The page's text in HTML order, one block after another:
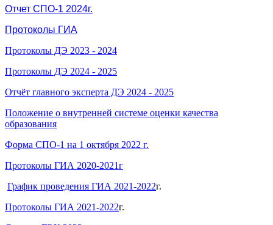
Отчет СПО-1 2024г.
Протоколы ГИА
Протоколы ДЭ 2023 - 2024
Протоколы ДЭ 2024 - 2025
Отчёт главного эксперта ДЭ 2024 - 2025
Положение о внутренней системе оценки качества
образования
Форма СПО-1 на 1 октября 2022 г.
Протоколы ГИА 2020-2021г
График проведения ГИА 2021-2022г.
Протоколы ГИА 2021-2022г.